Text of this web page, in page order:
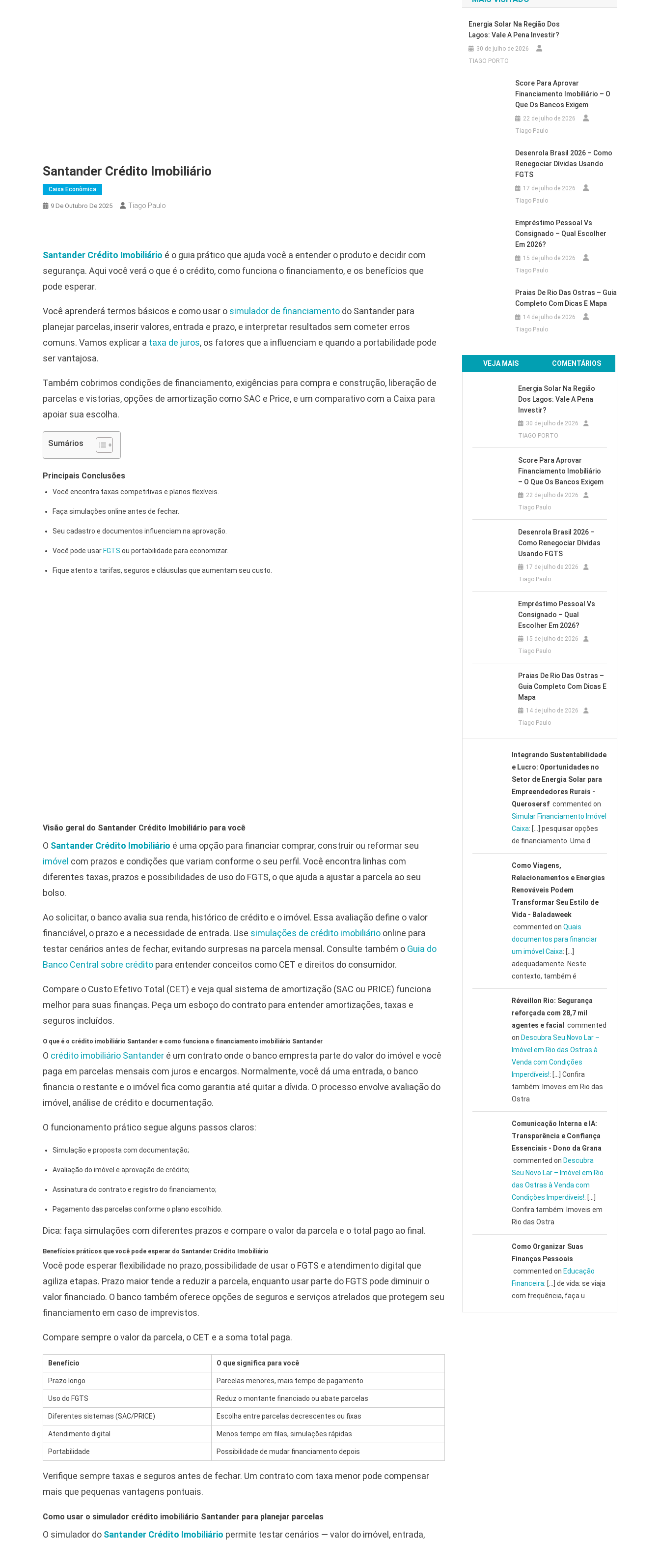
Santander Crédito Imobiliário
Caixa Econômica
9 De Outubro De 2025 Tiago Paulo
Santander Crédito Imobiliário é o guia prático que ajuda você a entender o produto e decidir com
segurança. Aqui você verá o que é o crédito, como funciona o financiamento, e os benefícios que
pode esperar.
Você aprenderá termos básicos e como usar o simulador de financiamento do Santander para
planejar parcelas, inserir valores, entrada e prazo, e interpretar resultados sem cometer erros
comuns. Vamos explicar a taxa de juros, os fatores que a influenciam e quando a portabilidade pode
ser vantajosa.
Também cobrimos condições de financiamento, exigências para compra e construção, liberação de
parcelas e vistorias, opções de amortização como SAC e Price, e um comparativo com a Caixa para
apoiar sua escolha.
Sumários
Principais Conclusões
Você encontra taxas competitivas e planos flexíveis.
Faça simulações online antes de fechar.
Seu cadastro e documentos influenciam na aprovação.
Você pode usar FGTS ou portabilidade para economizar.
Fique atento a tarifas, seguros e cláusulas que aumentam seu custo.
Visão geral do Santander Crédito Imobiliário para você
O Santander Crédito Imobiliário é uma opção para financiar comprar, construir ou reformar seu
imóvel com prazos e condições que variam conforme o seu perfil. Você encontra linhas com
diferentes taxas, prazos e possibilidades de uso do FGTS, o que ajuda a ajustar a parcela ao seu
bolso.
Ao solicitar, o banco avalia sua renda, histórico de crédito e o imóvel. Essa avaliação define o valor
financiável, o prazo e a necessidade de entrada. Use simulações de crédito imobiliário online para
testar cenários antes de fechar, evitando surpresas na parcela mensal. Consulte também o Guia do
Banco Central sobre crédito para entender conceitos como CET e direitos do consumidor.
Compare o Custo Efetivo Total (CET) e veja qual sistema de amortização (SAC ou PRICE) funciona
melhor para suas finanças. Peça um esboço do contrato para entender amortizações, taxas e
seguros incluídos.
O que é o crédito imobiliário Santander e como funciona o financiamento imobiliário Santander
O crédito imobiliário Santander é um contrato onde o banco empresta parte do valor do imóvel e você
paga em parcelas mensais com juros e encargos. Normalmente, você dá uma entrada, o banco
financia o restante e o imóvel fica como garantia até quitar a dívida. O processo envolve avaliação do
imóvel, análise de crédito e documentação.
O funcionamento prático segue alguns passos claros:
Simulação e proposta com documentação;
Avaliação do imóvel e aprovação de crédito;
Assinatura do contrato e registro do financiamento;
Pagamento das parcelas conforme o plano escolhido.
Dica: faça simulações com diferentes prazos e compare o valor da parcela e o total pago ao final.
Benefícios práticos que você pode esperar do Santander Crédito Imobiliário
Você pode esperar flexibilidade no prazo, possibilidade de usar o FGTS e atendimento digital que
agiliza etapas. Prazo maior tende a reduzir a parcela, enquanto usar parte do FGTS pode diminuir o
valor financiado. O banco também oferece opções de seguros e serviços atrelados que protegem seu
financiamento em caso de imprevistos.
Compare sempre o valor da parcela, o CET e a soma total paga.
Benefício O que significa para você
Prazo longo Parcelas menores, mais tempo de pagamento
Uso do FGTS Reduz o montante financiado ou abate parcelas
Diferentes sistemas (SAC/PRICE) Escolha entre parcelas decrescentes ou fixas
Atendimento digital Menos tempo em filas, simulações rápidas
Portabilidade Possibilidade de mudar financiamento depois
Verifique sempre taxas e seguros antes de fechar. Um contrato com taxa menor pode compensar
mais que pequenas vantagens pontuais.
Como usar o simulador crédito imobiliário Santander para planejar parcelas
O simulador do Santander Crédito Imobiliário permite testar cenários — valor do imóvel, entrada,
Energia Solar Na Região Dos
Lagos: Vale A Pena Investir?
30 de julho de 2026
TIAGO PORTO
Score Para Aprovar
Financiamento Imobiliário – O
Que Os Bancos Exigem
22 de julho de 2026
Tiago Paulo
Desenrola Brasil 2026 – Como
Renegociar Dívidas Usando
FGTS
17 de julho de 2026
Tiago Paulo
Empréstimo Pessoal Vs
Consignado – Qual Escolher
Em 2026?
15 de julho de 2026
Tiago Paulo
Praias De Rio Das Ostras – Guia
Completo Com Dicas E Mapa
14 de julho de 2026
Tiago Paulo
VEJA MAIS COMENTÁRIOS
Energia Solar Na Região
Dos Lagos: Vale A Pena
Investir?
30 de julho de 2026
TIAGO PORTO
Score Para Aprovar
Financiamento Imobiliário
– O Que Os Bancos Exigem
22 de julho de 2026
Tiago Paulo
Desenrola Brasil 2026 –
Como Renegociar Dívidas
Usando FGTS
17 de julho de 2026
Tiago Paulo
Empréstimo Pessoal Vs
Consignado – Qual
Escolher Em 2026?
15 de julho de 2026
Tiago Paulo
Praias De Rio Das Ostras –
Guia Completo Com Dicas E
Mapa
14 de julho de 2026
Tiago Paulo
Integrando Sustentabilidade
e Lucro: Oportunidades no
Setor de Energia Solar para
Empreendedores Rurais -
Querosersfcommented on
Simular Financiamento Imóvel
Caixa: […] pesquisar opções
de financiamento. Uma d
Como Viagens,
Relacionamentos e Energias
Renováveis Podem
Transformar Seu Estilo de
Vida - Baladaweek
commented on Quais
documentos para financiar
um imóvel Caixa: […]
adequadamente. Neste
contexto, também é
Réveillon Rio: Segurança
reforçada com 28,7 mil
agentes e facial
commented
on Descubra Seu Novo Lar –
Imóvel em Rio das Ostras à
Venda com Condições
Imperdíveis!: […] Confira
também: Imoveis em Rio das
Ostra
Comunicação Interna e IA:
Transparência e Confiança
Essenciais - Dono da Grana
commented on Descubra
Seu Novo Lar – Imóvel em Rio
das Ostras à Venda com
Condições Imperdíveis!: […]
Confira também: Imoveis em
Rio das Ostra
Como Organizar Suas
Finanças Pessoais
commented on Educação
Financeira: […] de vida: se viaja
com frequência, faça u